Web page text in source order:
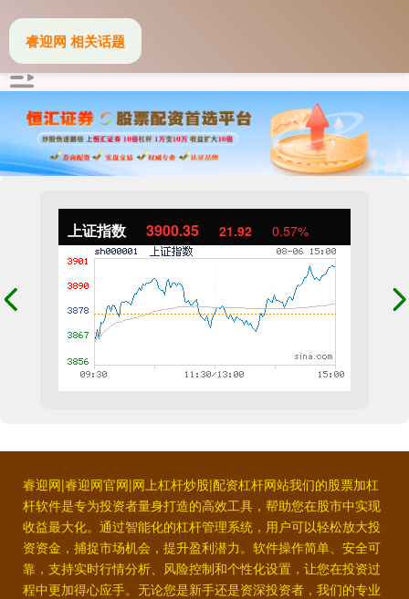
上证指数 3900.35 21.92 0.57%
睿迎网|睿迎网官网|网上杠杆炒股|配资杠杆网站我们的股票加杠
杆软件是专为投资者量身打造的高效工具，帮助您在股市中实现
收益最大化。通过智能化的杠杆管理系统，用户可以轻松放大投
资资金，捕捉市场机会，提升盈利潜力。软件操作简单、安全可
靠，支持实时行情分析、风险控制和个性化设置，让您在投资过
程中更加得心应手。无论您是新手还是资深投资者，我们的专业
睿迎网 相关话题